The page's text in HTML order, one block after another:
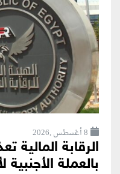
8 أغسطس ,2026
الرقابة المالية
بالعملة